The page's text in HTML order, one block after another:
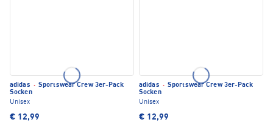
adidas · Sportswear Crew 3er-Pack
Socken
Unisex
€ 12,99
adidas · Sportswear Crew 3er-Pack
Socken
Unisex
€ 12,99